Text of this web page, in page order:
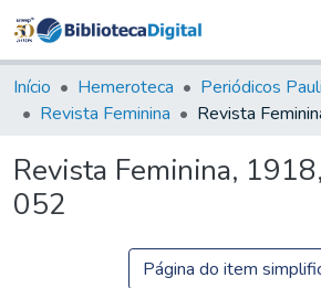
&
Coleções
Tudo na
Digital
Início Hemeroteca
Periódicos
Revista Feminina
Revista Feminina,
052
Página do item